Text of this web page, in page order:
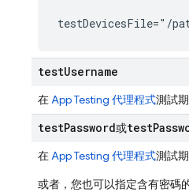
testDevicesFile="/
testUsername
在App Testing 代理程式測試
testPassword或test
在App Testing 代理程式測試
或者，您也可以指定含有密碼